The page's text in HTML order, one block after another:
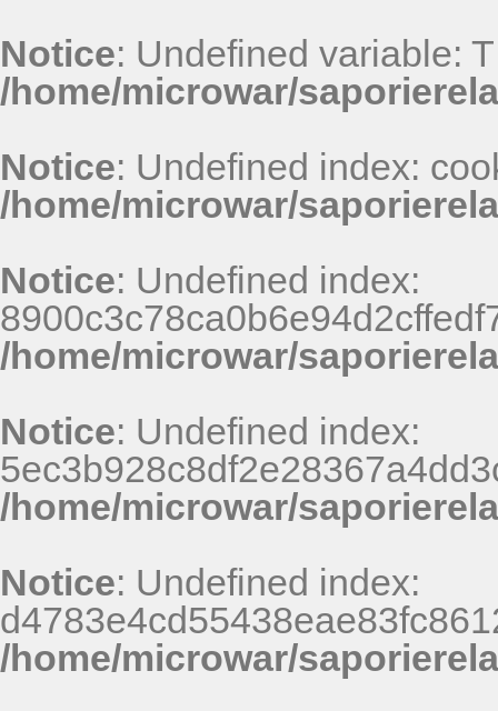
Notice: Undefined variable:
/home/microwar/
Notice: Undefined index:
/home/microwar/
Notice: Undefined index:
/home/microwar/
Notice: Undefined index:
/home/microwar/
Notice: Undefined index:
/home/microwar/